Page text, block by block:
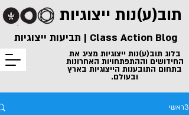
תוב(ע)נות ייצוגיות
בלוג תוב(ע)נות ייצוגיות מציג את
החידושים וההתפתחויות האחרונות
בתחום התובענות הייצוגיות בארץ
ובעולם.
Class Action Blog | תביעות ייצוגיות
3ראשי